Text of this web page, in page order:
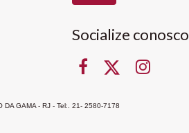
Socialize conosco
GAMA - RJ - Tel:. 21- 2580-7178